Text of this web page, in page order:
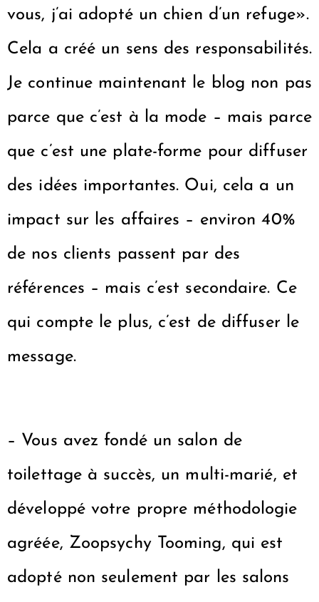
vous, j’ai adopté un chien d’un refuge».
Cela a créé un sens des responsabilités.
Je continue maintenant le blog non pas
parce que c’est à la mode – mais parce
que c’est une plate-forme pour diffuser
des idées importantes. Oui, cela a un
impact sur les affaires – environ 40%
de nos clients passent par des
références – mais c’est secondaire. Ce
qui compte le plus, c’est de diffuser le
message.
– Vous avez fondé un salon de
toilettage à succès, un multi-marié, et
développé votre propre méthodologie
agréée, Zoopsychy Tooming, qui est
adopté non seulement par les salons